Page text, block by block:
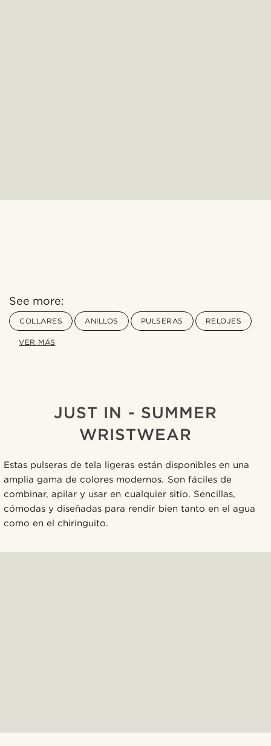
See more:
COLLARES ANILLOS PULSERAS RELOJES
VER MÁS
JUST IN - SUMMER
WRISTWEAR
Estas pulseras de tela ligeras están disponibles en una
amplia gama de colores modernos. Son fáciles de
combinar, apilar y usar en cualquier sitio. Sencillas,
cómodas y diseñadas para rendir bien tanto en el agua
como en el chiringuito.